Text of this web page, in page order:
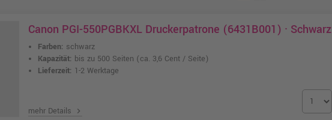
Canon PGI-550PGBKXL Druckerpatrone (6431B001) · Schwarz
Farben: schwarz
Kapazität: bis zu 500 Seiten (ca. 3,6 Cent / Seite)
Lieferzeit: 1-2 Werktage
mehr Details chevron_right